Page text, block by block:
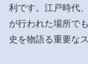
利です。江戸時代
が行われた場所で
史を物語る重要な